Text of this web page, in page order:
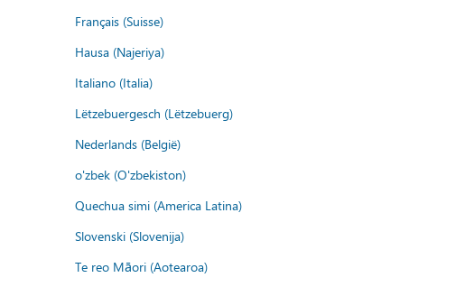
Français (Suisse)
Hausa (Najeriya)
Italiano (Italia)
Lëtzebuergesch (Lëtzebuerg)
Nederlands (België)
o'zbek (O'zbekiston)
Quechua simi (America Latina)
Slovenski (Slovenija)
Te reo Māori (Aotearoa)